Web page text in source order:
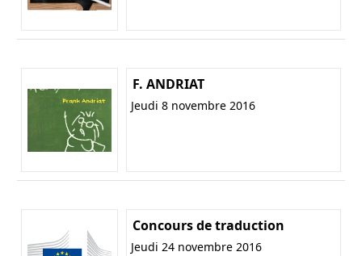
F. ANDRIAT
Jeudi 8 novembre 2016
Concours de traduction
Jeudi 24 novembre 2016